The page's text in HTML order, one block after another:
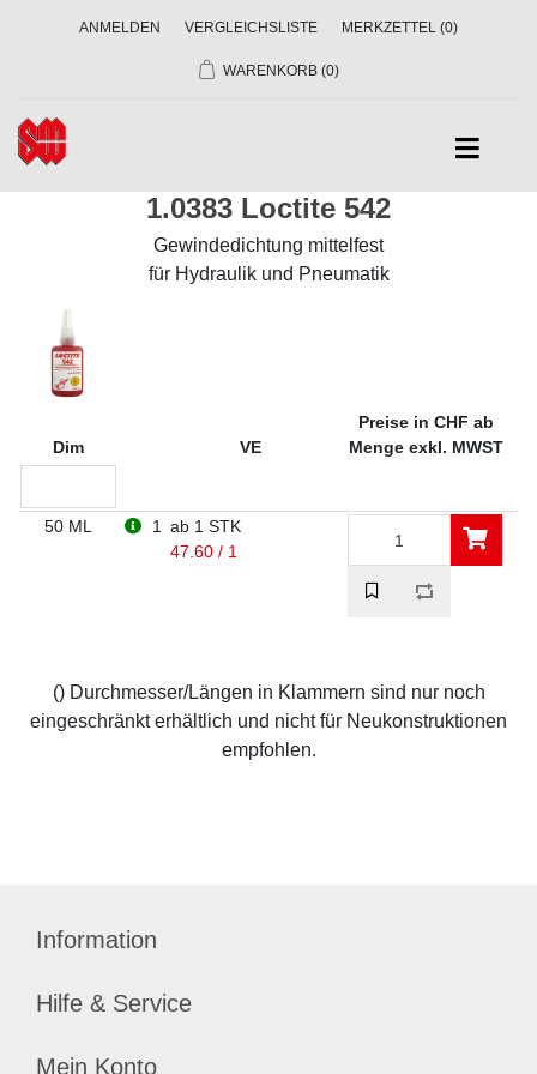
ANMELDEN VERGLEICHSLISTE MERKZETTEL (0)
WARENKORB (0)
1.0383 Loctite 542
Gewindedichtung mittelfest
für Hydraulik und Pneumatik
Dim VE
Preise in CHF ab
Menge exkl. MWST
50 ML 1
ab 1 STK
47.60 / 1
() Durchmesser/Längen in Klammern sind nur noch
eingeschränkt erhältlich und nicht für Neukonstruktionen
empfohlen.
Information
Hilfe & Service
Mein Konto